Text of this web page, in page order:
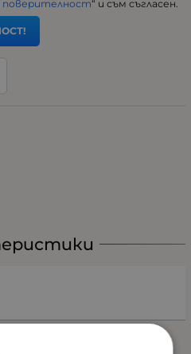
поверителност“ и съм съгласен.